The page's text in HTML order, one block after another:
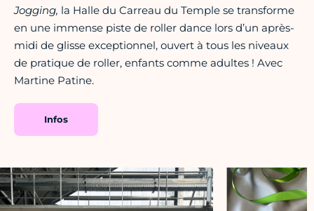
Jogging, la Halle du Carreau du Temple se transforme
en une immense piste de roller dance lors d’un après-
midi de glisse exceptionnel, ouvert à tous les niveaux
de pratique de roller, enfants comme adultes ! Avec
Martine Patine.
Infos